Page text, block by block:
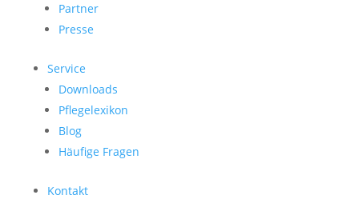
Partner
Presse
Service
Downloads
Pflegelexikon
Blog
Häufige Fragen
Kontakt